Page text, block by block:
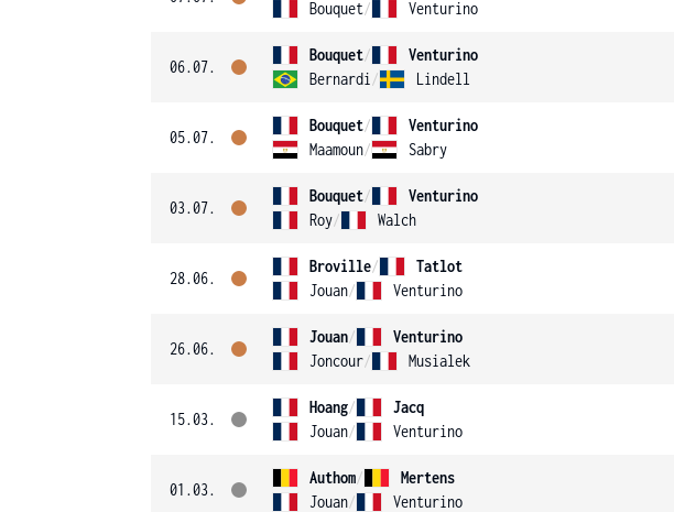
Bouquet/ Venturino
06.07.
Bouquet/
Venturino
Bernardi / Lindell
05.07.
Bouquet/
Venturino
Maamoun/ Sabry
03.07.
Bouquet/
Venturino
Roy/ Walch
28.06.
Broville/
Tatlot
Jouan/ Venturino
26.06.
Jouan/
Venturino
Joncour/ Musialek
15.03.
Hoang/
Jacq
Jouan/ Venturino
01.03.
Authom/
Mertens
Jouan/ Venturino